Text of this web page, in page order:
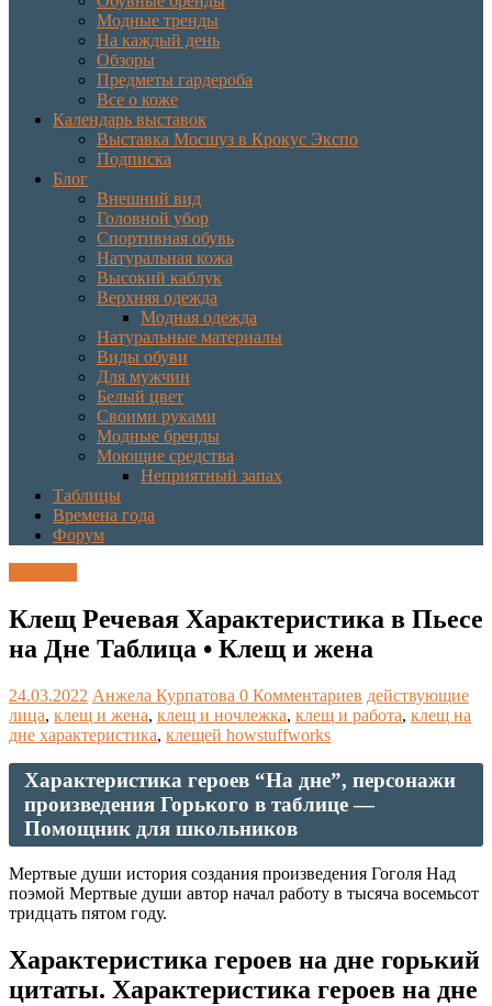
Модные тренды
На каждый день
Обзоры
Предметы гардероба
Все о коже
Календарь выставок
Выставка Мосшуз в Крокус Экспо
Подписка
Блог
Внешний вид
Головной убор
Спортивная обувь
Натуральная кожа
Высокий каблук
Верхняя одежда
Модная одежда
Натуральные материалы
Виды обуви
Для мужчин
Белый цвет
Своими руками
Модные бренды
Моющие средства
Неприятный запах
Таблицы
Времена года
Форум
Клещ Речевая Характеристика в Пьесе
на Дне Таблица • Клещ и жена
24.03.2022 Анжела Курпатова 0 Комментариев действующие
лица, клещ и жена, клещ и ночлежка, клещ и работа, клещ на
дне характеристика, клещей howstuffworks
Характеристика героев “На дне”, персонажи
произведения Горького в таблице —
Помощник для школьников
Мертвые души история создания произведения Гоголя Над
поэмой Мертвые души автор начал работу в тысяча восемьсот
тридцать пятом году.
Характеристика героев на дне горький
цитаты. Характеристика героев на дне